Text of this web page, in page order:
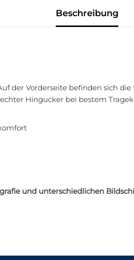
Beschreibung
der Vorderseite befinden sich
Hingucker bei bestem
und unterschiedlichen